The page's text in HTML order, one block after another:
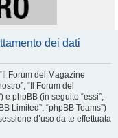
dei dati
Forum del Magazine
“Il Forum del
e phpBB (in seguito “essi”,
Limited”, “phpBB Teams”)
d’uso da te effettuata